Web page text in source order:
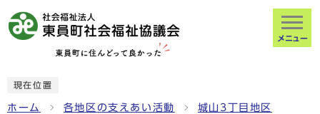
メニュー
現在位置
ホーム 各地区の支えあい活動 城山3丁目地区